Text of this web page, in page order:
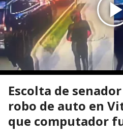
Escolta de
robo de auto en
que computador